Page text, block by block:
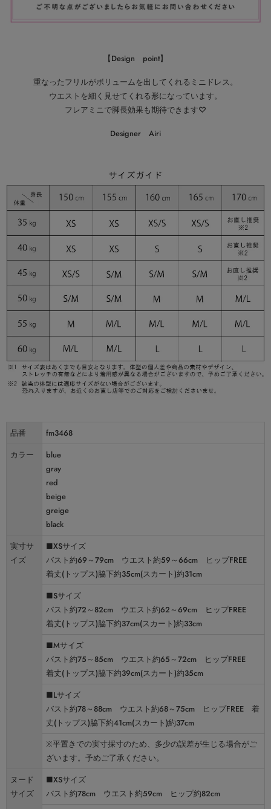
【Design point】
重なったフリルがボリュームを出してくれるミニドレス。
ウエストを細く見せてくれる形になっています。
フレアミニで脚長効果も期待できます♡
Designer Airi
品番
fm3468
カラー
blue
gray
red
beige
greige
black
実寸サ
イズ
■XSサイズ
バスト約69～79cm ウエスト約59～66cm ヒップFREE
着丈(トップス)脇下約35cm(スカート)約31cm
■Sサイズ
バスト約72～82cm ウエスト約62～69cm ヒップFREE
着丈(トップス)脇下約37cm(スカート)約33cm
■Mサイズ
バスト約75～85cm ウエスト約65～72cm ヒップFREE
着丈(トップス)脇下約39cm(スカート)約35cm
■Lサイズ
バスト約78～88cm ウエスト約68～75cm ヒップFREE 着
丈(トップス)脇下約41cm(スカート)約37cm
※平置きでの実寸採寸のため、多少の誤差が生じる場合がご
ざいます。予めご了承ください。
ヌード
サイズ
■XSサイズ
バスト約78cm ウエスト約59cm ヒップ約82cm